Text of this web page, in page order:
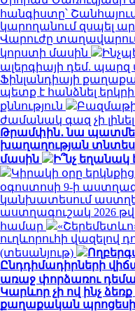
հանգիստը՝
կարողանում զսպել
Վարուժը
կորստի մասին
ալերգիայի դեմ. պարզ
Ֆինլանդիայի
պետք է հանձնել
քննություն
ժամանակ գազ չի
Թրամփին․ նա
խաղաղության
մասին
Ի՞նչ
Կիրակի օրը
օգոստոսի 9-ի
կանխատեսում
աստղագուշակ 2026
համար
ուղևորուհի վազելով
(տեսանյութ)
Ընդդիմադիրների
առաջ փորձառու
Կարևոր չի ով ինչ
քաղաքական